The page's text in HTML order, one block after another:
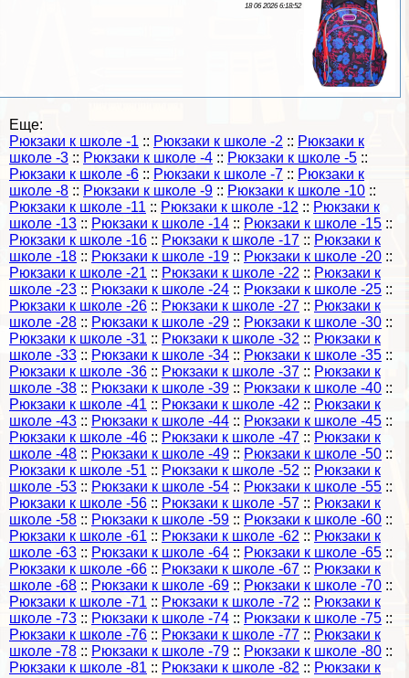
18 06 2026 6:18:52
Еще:
Рюкзаки к школе -1 :: Рюкзаки к школе -2 :: Рюкзаки к
школе -3 :: Рюкзаки к школе -4 :: Рюкзаки к школе -5 ::
Рюкзаки к школе -6 :: Рюкзаки к школе -7 :: Рюкзаки к
школе -8 :: Рюкзаки к школе -9 :: Рюкзаки к школе -10 ::
Рюкзаки к школе -11 :: Рюкзаки к школе -12 :: Рюкзаки к
школе -13 :: Рюкзаки к школе -14 :: Рюкзаки к школе -15 ::
Рюкзаки к школе -16 :: Рюкзаки к школе -17 :: Рюкзаки к
школе -18 :: Рюкзаки к школе -19 :: Рюкзаки к школе -20 ::
Рюкзаки к школе -21 :: Рюкзаки к школе -22 :: Рюкзаки к
школе -23 :: Рюкзаки к школе -24 :: Рюкзаки к школе -25 ::
Рюкзаки к школе -26 :: Рюкзаки к школе -27 :: Рюкзаки к
школе -28 :: Рюкзаки к школе -29 :: Рюкзаки к школе -30 ::
Рюкзаки к школе -31 :: Рюкзаки к школе -32 :: Рюкзаки к
школе -33 :: Рюкзаки к школе -34 :: Рюкзаки к школе -35 ::
Рюкзаки к школе -36 :: Рюкзаки к школе -37 :: Рюкзаки к
школе -38 :: Рюкзаки к школе -39 :: Рюкзаки к школе -40 ::
Рюкзаки к школе -41 :: Рюкзаки к школе -42 :: Рюкзаки к
школе -43 :: Рюкзаки к школе -44 :: Рюкзаки к школе -45 ::
Рюкзаки к школе -46 :: Рюкзаки к школе -47 :: Рюкзаки к
школе -48 :: Рюкзаки к школе -49 :: Рюкзаки к школе -50 ::
Рюкзаки к школе -51 :: Рюкзаки к школе -52 :: Рюкзаки к
школе -53 :: Рюкзаки к школе -54 :: Рюкзаки к школе -55 ::
Рюкзаки к школе -56 :: Рюкзаки к школе -57 :: Рюкзаки к
школе -58 :: Рюкзаки к школе -59 :: Рюкзаки к школе -60 ::
Рюкзаки к школе -61 :: Рюкзаки к школе -62 :: Рюкзаки к
школе -63 :: Рюкзаки к школе -64 :: Рюкзаки к школе -65 ::
Рюкзаки к школе -66 :: Рюкзаки к школе -67 :: Рюкзаки к
школе -68 :: Рюкзаки к школе -69 :: Рюкзаки к школе -70 ::
Рюкзаки к школе -71 :: Рюкзаки к школе -72 :: Рюкзаки к
школе -73 :: Рюкзаки к школе -74 :: Рюкзаки к школе -75 ::
Рюкзаки к школе -76 :: Рюкзаки к школе -77 :: Рюкзаки к
школе -78 :: Рюкзаки к школе -79 :: Рюкзаки к школе -80 ::
Рюкзаки к школе -81 :: Рюкзаки к школе -82 :: Рюкзаки к